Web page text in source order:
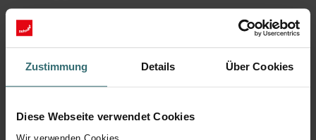
Zustimmung Details Über Cookies
Diese Webseite verwendet Cookies
Da utilizzare solo con ComfoAir Q 350/450/600
Contatti: Contatto di ingresso dell'interruttore bagno,
Contatto di ingresso dell'interruttore di standby /
esterno
4 contatti di ingresso 0-10V configurabili